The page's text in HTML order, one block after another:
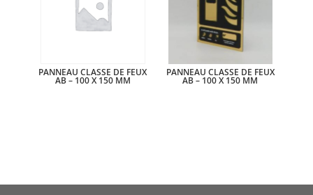
PANNEAU CLASSE DE FEUX
AB – 100 X 150 MM
PANNEAU CLASSE DE FEUX
AB – 100 X 150 MM